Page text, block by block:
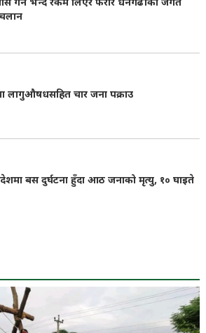
लागुऔषधसहित चार जना पक्राउ
बस दुर्घटना हुँदा आठ जनाको मृत्यु, १० घाइते